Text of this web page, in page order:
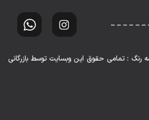
رنگ : تمامی حقوق این وبسایت توسط بازرگانی